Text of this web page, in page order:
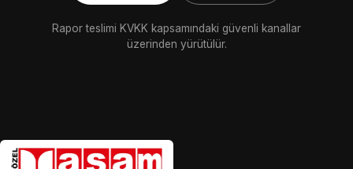
Rapor teslimi KVKK kapsamındaki güvenli kanallar
üzerinden yürütülür.